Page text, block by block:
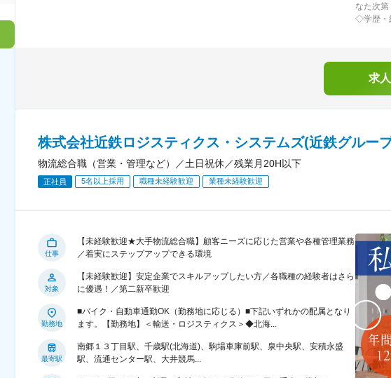
なた次
◇学歴・
求
株式会社近鉄ロジスティクス・システムズ(近鉄グルー
物流総合職（営業・管理など）／土日祝休／残業月20H以下
正社員 5名以上採用 職種未経験歓迎 業種未経験歓迎
仕事
【未経験歓迎★大手物流総合職】顧客ニーズに応じた営業や各種管理業務
／着実にステップアップできる環境
対象
【未経験歓迎】安定企業でスキルアップしたい方／各職種の経験者はさら
に優遇！／第二新卒歓迎
勤務地
■バイク・自動車通勤OK（勤務地に応じる）■下記いずれかの配属となり
ます。【勤務地】＜輸送・ロジスティクス＞◆北海...
最寄駅
南郷１３丁目駅、千歳駅(北海道)、駒場車庫前駅、泉中央駅、安積永盛
駅、流通センター駅、大井競馬...